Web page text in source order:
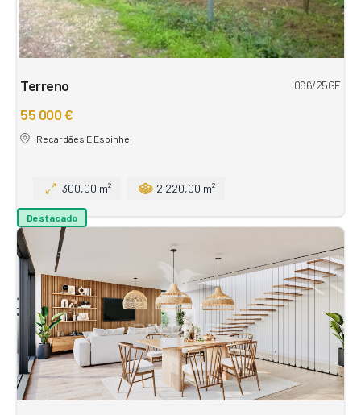
Terreno 066/25GF
55 000 €
Recardães E Espinhel
300,00 m² 2.220,00 m²
Destacado